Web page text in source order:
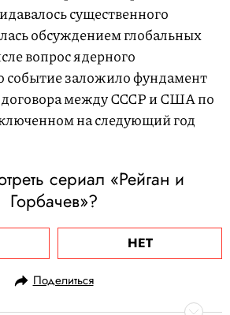
существенного
обсуждением глобальных
вопрос ядерного
событие заложило фундамент
договора между СССР и США по
на следующий год
сериал «Рейган и
Горбачев»?
НЕТ
Поделиться